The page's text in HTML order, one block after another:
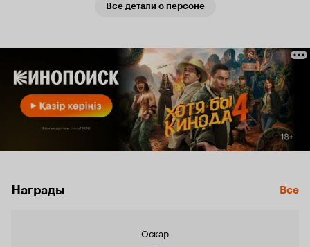
Все детали о персоне
Награды Все
Оскар